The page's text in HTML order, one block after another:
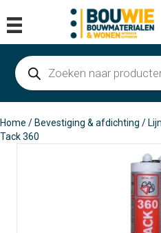
Producten
zoeken
Home / Bevestiging & afdichting /
Tack 360